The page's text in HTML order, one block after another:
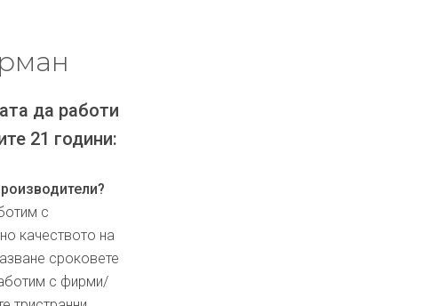
да работи
21 години:
с
качеството на
сроковете
с фирми/